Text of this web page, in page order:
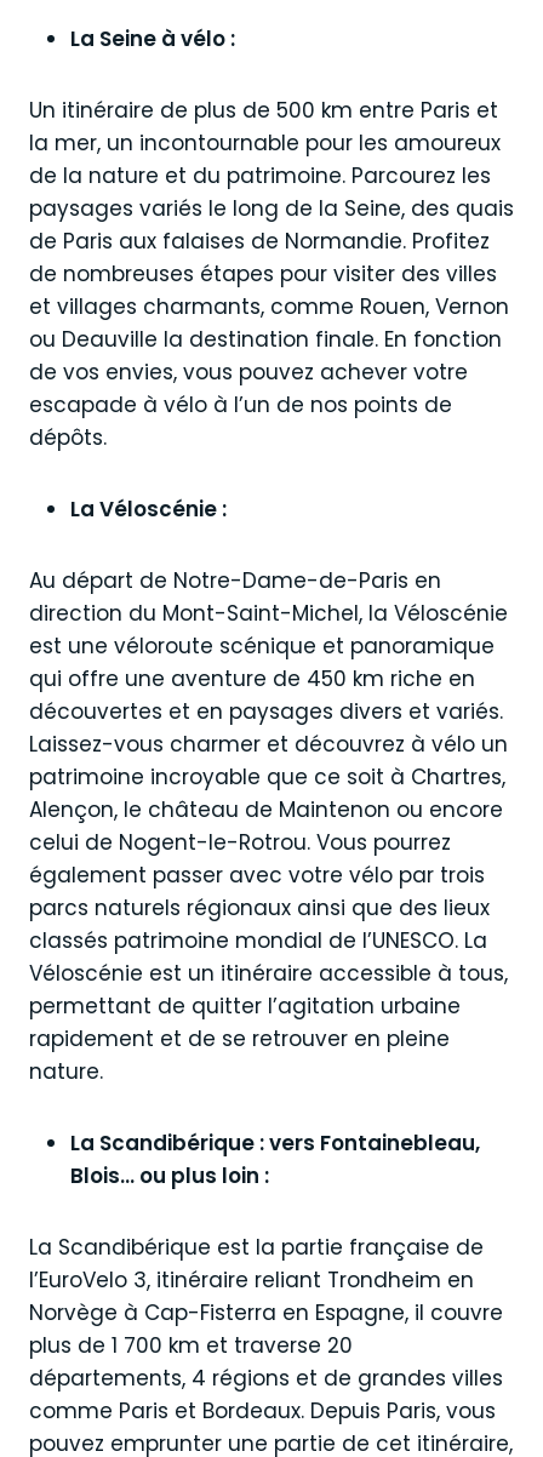
La Seine à vélo :
Un itinéraire de plus de 500 km entre Paris et
la mer, un incontournable pour les amoureux
de la nature et du patrimoine. Parcourez les
paysages variés le long de la Seine, des quais
de Paris aux falaises de Normandie. Profitez
de nombreuses étapes pour visiter des villes
et villages charmants, comme Rouen, Vernon
ou Deauville la destination finale. En fonction
de vos envies, vous pouvez achever votre
escapade à vélo à l’un de nos points de
dépôts.
La Véloscénie :
Au départ de Notre-Dame-de-Paris en
direction du Mont-Saint-Michel, la Véloscénie
est une véloroute scénique et panoramique
qui offre une aventure de 450 km riche en
découvertes et en paysages divers et variés.
Laissez-vous charmer et découvrez à vélo un
patrimoine incroyable que ce soit à Chartres,
Alençon, le château de Maintenon ou encore
celui de Nogent-le-Rotrou. Vous pourrez
également passer avec votre vélo par trois
parcs naturels régionaux ainsi que des lieux
classés patrimoine mondial de l’UNESCO. La
Véloscénie est un itinéraire accessible à tous,
permettant de quitter l’agitation urbaine
rapidement et de se retrouver en pleine
nature.
La Scandibérique : vers Fontainebleau,
Blois… ou plus loin :
La Scandibérique est la partie française de
l’EuroVelo 3, itinéraire reliant Trondheim en
Norvège à Cap-Fisterra en Espagne, il couvre
plus de 1 700 km et traverse 20
départements, 4 régions et de grandes villes
comme Paris et Bordeaux. Depuis Paris, vous
pouvez emprunter une partie de cet itinéraire,